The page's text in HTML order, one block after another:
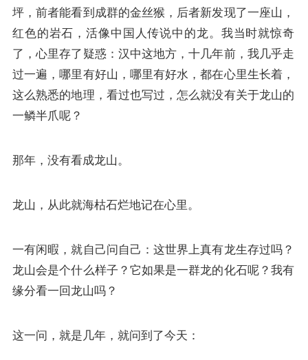
坪，前者能看到成群的金丝猴，后者新发现了一座山，
红色的岩石，活像中国人传说中的龙。我当时就惊奇
了，心里存了疑惑：汉中这地方，十几年前，我几乎走
过一遍，哪里有好山，哪里有好水，都在心里生长着，
这么熟悉的地理，看过也写过，怎么就没有关于龙山的
一鳞半爪呢？
那年，没有看成龙山。
龙山，从此就海枯石烂地记在心里。
一有闲暇，就自己问自己：这世界上真有龙生存过吗？
龙山会是个什么样子？它如果是一群龙的化石呢？我有
缘分看一回龙山吗？
这一问，就是几年，就问到了今天：